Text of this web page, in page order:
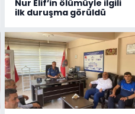
Nur Elif’in ölümüyle ilgili
ilk duruşma görüldü